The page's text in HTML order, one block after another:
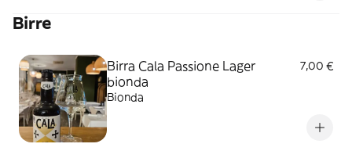
Birre
Birra Cala Passione Lager
bionda
7,00 €
Bionda